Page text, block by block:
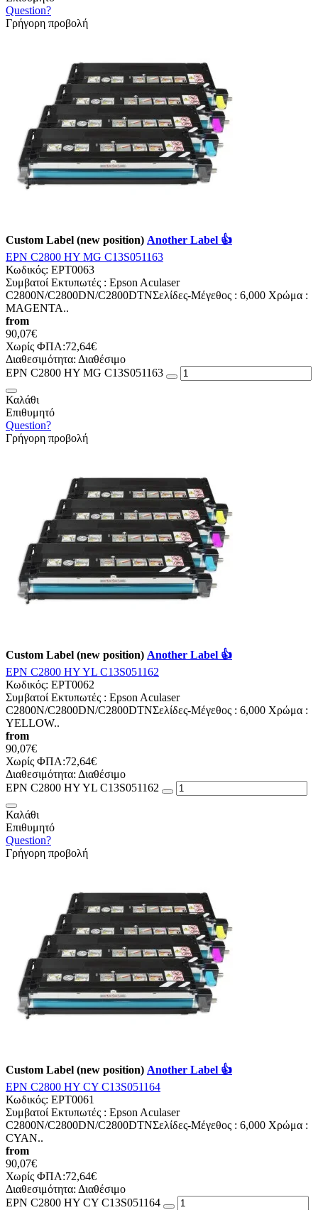
Question?
Γρήγορη προβολή
Custom Label (new position) Another Label 👍
EPN C2800 HY MG C13S051163
Κωδικός: EPT0063
Συμβατοί Εκτυπωτές : Epson Aculaser
C2800N/C2800DN/C2800DTNΣελίδες-Mέγεθος : 6,000 Χρώμα :
MAGENTA..
from
90,07€
Χωρίς ΦΠΑ:72,64€
Διαθεσιμότητα: Διαθέσιμο
EPN C2800 HY MG C13S051163
Καλάθι
Επιθυμητό
Question?
Γρήγορη προβολή
Custom Label (new position) Another Label 👍
EPN C2800 HY YL C13S051162
Κωδικός: EPT0062
Συμβατοί Εκτυπωτές : Epson Aculaser
C2800N/C2800DN/C2800DTNΣελίδες-Mέγεθος : 6,000 Χρώμα :
YELLOW..
from
90,07€
Χωρίς ΦΠΑ:72,64€
Διαθεσιμότητα: Διαθέσιμο
EPN C2800 HY YL C13S051162
Καλάθι
Επιθυμητό
Question?
Γρήγορη προβολή
Custom Label (new position) Another Label 👍
EPN C2800 HY CY C13S051164
Κωδικός: EPT0061
Συμβατοί Εκτυπωτές : Epson Aculaser
C2800N/C2800DN/C2800DTNΣελίδες-Mέγεθος : 6,000 Χρώμα :
CYAN..
from
90,07€
Χωρίς ΦΠΑ:72,64€
Διαθεσιμότητα: Διαθέσιμο
EPN C2800 HY CY C13S051164